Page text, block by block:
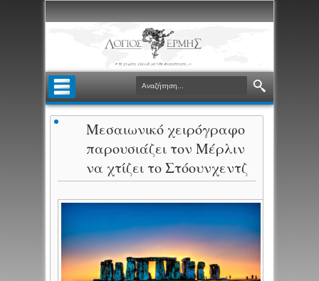
Μεσαιωνικό χειρόγραφο
παρουσιάζει τον Μέρλιν
να χτίζει το Στόουνχεντζ